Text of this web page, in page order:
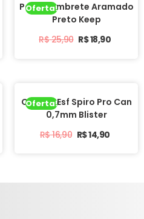
Oferta!
Porta Lembrete Aramado
Preto Keep
R$25,90 R$18,90
Oferta!
Caneta Esf Spiro Pro Can
0,7mm Blister
R$16,90 R$14,90